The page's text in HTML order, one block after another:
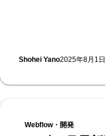
Shohei Yano2025年8月1日
Webflow・開発